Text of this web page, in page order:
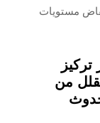
مستويات
ملغ/لتر يقلل من